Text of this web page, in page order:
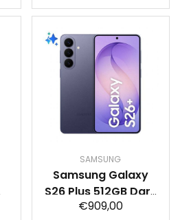
SAMSUNG
Samsung Galaxy
S26 Plus 512GB Dark
Blue 5G
€909,00